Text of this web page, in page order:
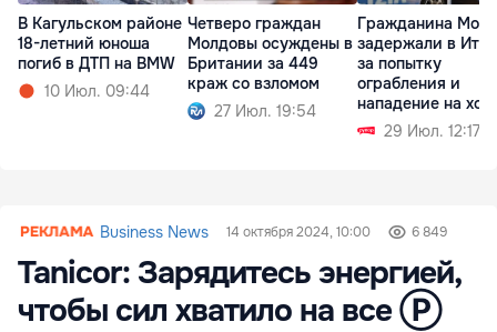
В Кагульском районе
18-летний юноша
погиб в ДТП на BMW
10 Июл. 09:44
Четверо граждан
Молдовы осуждены в
Британии за 449
краж со взломом
27 Июл. 19:54
Гражданина
задержали в
за попытку
ограбления и
нападение на
29 Июл. 12:17
Business News 14 октября 2024, 10:00 6 849
Tanicor: Зарядитесь энергией,
чтобы сил хватило на все Ⓟ